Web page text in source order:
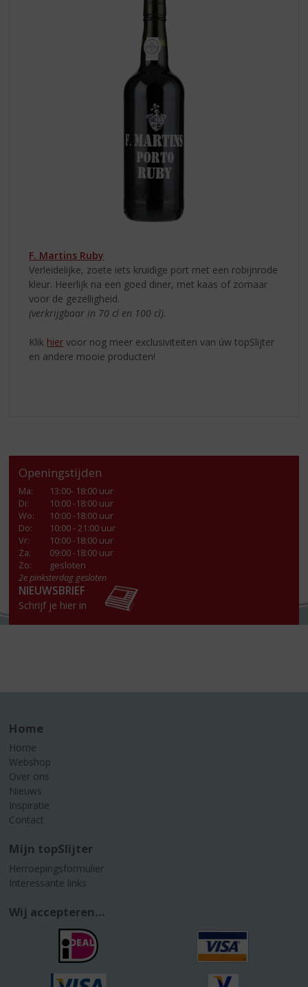
F. Martins Ruby
Verleidelijke, zoete iets kruidige port met een robijnrode
kleur. Heerlijk na een goed diner, met kaas of zomaar
voor de gezelligheid.
(verkrijgbaar in 70 cl en 100 cl).
Klik hier voor nog meer exclusiviteiten van úw topSlijter
en andere mooie producten!
Openingstijden
Ma:
13:00- 18:00 uur
Di:
10:00 -18:00 uur
Wo:
10:00 -18:00 uur
Do:
10:00 - 21:00 uur
Vr:
10:00 -18:00 uur
Za:
09:00 -18:00 uur
Zo:
gesloten
2e pinksterdag gesloten
NIEUWSBRIEF
Schrijf je hier in
Home
Home
Webshop
Over ons
Nieuws
Inspiratie
Contact
Mijn topSlijter
Herroepingsformulier
Interessante links
Wij accepteren...